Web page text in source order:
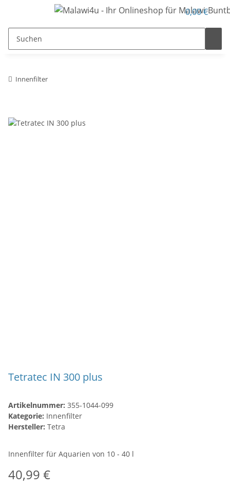
0,00 €
Innenfilter
Tetratec IN 300 plus
Artikelnummer: 355-1044-099
Kategorie: Innenfilter
Hersteller: Tetra
Innenfilter für Aquarien von 10 - 40 l
40,99 €